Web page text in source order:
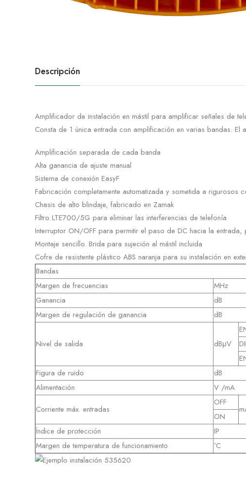
Descripción
Amplificador de instalación en mástil para amplificar señales de
Consta de 1 única entrada con amplificación en varias bandas.
Amplificación separada de cada banda
Alta ganancia de ajuste manual
Sistema de conexión EasyF
Fabricación completamente automatizada y sometida a rigurosos
Chasis de alto blindaje, fabricado en Zamak
Filtro LTE700/5G para eliminar las interferencias de telefonía
Interruptor ON/OFF para permitir el paso de DC hacia la entrada,
Montaje sencillo. Brida para sujeción al mástil incluida
Cofre de resistente plástico ABS naranja para su instalación en
Bandas
Margen de frecuencias
MHz
Ganancia
dB
Margen de regulación de ganancia
dB
Nivel de salida dBμV
Figura de ruido
dB
Alimentación
V /mA
Corriente máx. entradas
OFF
ON
Índice de protección
IP
Margen de temperatura de funcionamiento
ºC